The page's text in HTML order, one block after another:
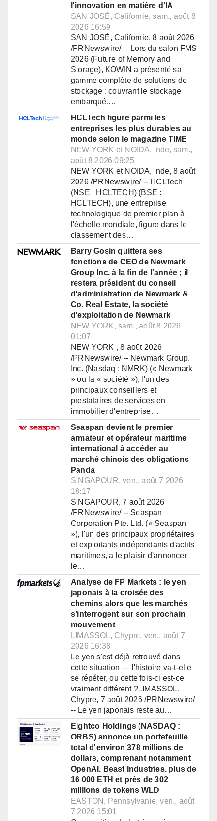
l'innovation en matière d'IA
SAN JOSÉ, Californie, sam., août 8
2026 16:59
SAN JOSÉ, Californie, 8 août 2026
/PRNewswire/ -- Lors du salon FMS
2026 (Future of Memory and
Storage), KOWIN a présenté sa
gamme complète de solutions de
stockage : couvrant le stockage
embarqué,…
HCLTech figure parmi les
entreprises les plus durables au
monde selon le magazine TIME
NEW YORK et NOIDA, Inde, sam.,
août 8 2026 09:25
NEW YORK et NOIDA, Inde, 8 août
2026 /PRNewswire/ -- HCLTech
(NSE : HCLTECH) (BSE :
HCLTECH), une entreprise
technologique de premier plan à
l'échelle mondiale, figure dans le
classement des…
Barry Gosin quittera ses
fonctions de CEO de Newmark
Group Inc. à la fin de l'année ; il
restera président du conseil
d'administration de Newmark &
Co. Real Estate, la société
d'exploitation de Newmark
NEW YORK, sam., août 8 2026
01:07
NEW YORK , 8 août 2026
/PRNewswire/ -- Newmark Group,
Inc. (Nasdaq : NMRK) (« Newmark
» ou la « société »), l'un des
principaux conseillers et
prestataires de services en
immobilier d'entreprise…
Seaspan devient le premier
armateur et opérateur maritime
international à accéder au
marché chinois des obligations
Panda
SINGAPOUR, ven., août 7 2026
18:17
SINGAPOUR, 7 août 2026
/PRNewswire/ -- Seaspan
Corporation Pte. Ltd. (« Seaspan
»), l'un des principaux propriétaires
et exploitants indépendants d'actifs
maritimes, a le plaisir d'annoncer
le…
Analyse de FP Markets : le yen
japonais à la croisée des
chemins alors que les marchés
s'interrogent sur son prochain
mouvement
LIMASSOL, Chypre, ven., août 7
2026 16:38
Le yen s'est déjà retrouvé dans
cette situation — l'histoire va-t-elle
se répéter, ou cette fois-ci est-ce
vraiment différent ?LIMASSOL,
Chypre, 7 août 2026 /PRNewswire/
-- Le yen japonais reste au…
Eightco Holdings (NASDAQ :
ORBS) annonce un portefeuille
total d'environ 378 millions de
dollars, comprenant notamment
OpenAI, Beast Industries, plus de
16 000 ETH et près de 302
millions de tokens WLD
EASTON, Pennsylvanie, ven., août
7 2026 15:01